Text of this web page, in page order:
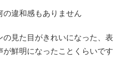
の違和感もありません
見た目がきれいになった、表
鮮明になったことくらいです